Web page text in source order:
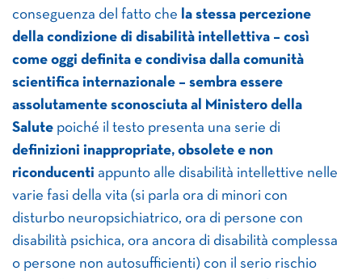
conseguenza del fatto che la stessa percezione
della condizione di disabilità intellettiva – così
come oggi definita e condivisa dalla comunità
scientifica internazionale – sembra essere
assolutamente sconosciuta al Ministero della
Salute poiché il testo presenta una serie di
definizioni inappropriate, obsolete e non
riconducenti appunto alle disabilità intellettive nelle
varie fasi della vita (si parla ora di minori con
disturbo neuropsichiatrico, ora di persone con
disabilità psichica, ora ancora di disabilità complessa
o persone non autosufficienti) con il serio rischio